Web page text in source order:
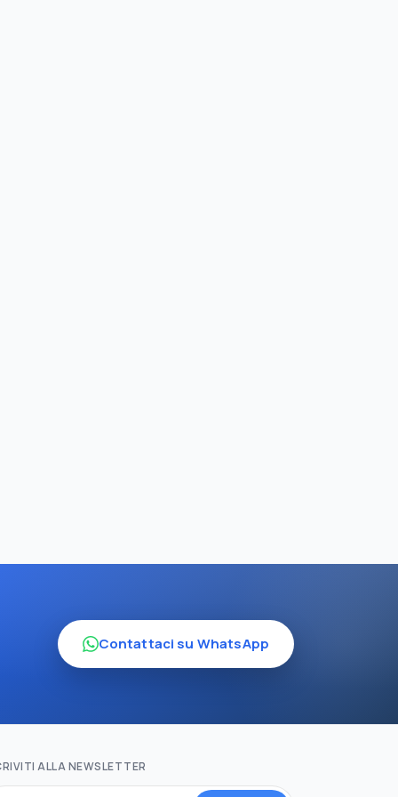
Contattaci su WhatsApp
ALLA NEWSLETTER